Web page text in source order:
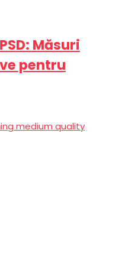
Măsuri
pentru